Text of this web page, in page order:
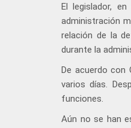
El legislador,
administración
relación de la
durante la
De acuerdo con
varios días.
funciones.
Aún no se han